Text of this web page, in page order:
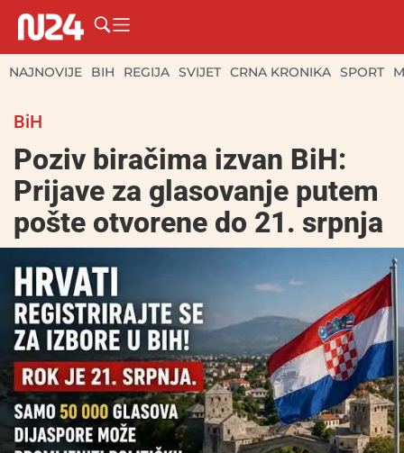
NAJNOVIJE BIH REGIJA SVIJET CRNA KRONIKA SPORT
BiH
Poziv biračima izvan BiH:
Prijave za glasovanje putem
pošte otvorene do 21. srpnja